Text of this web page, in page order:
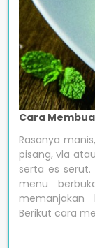
Cara
Rasanya
pisang, vla
serta es
menu
memanjakan
Berikut cara